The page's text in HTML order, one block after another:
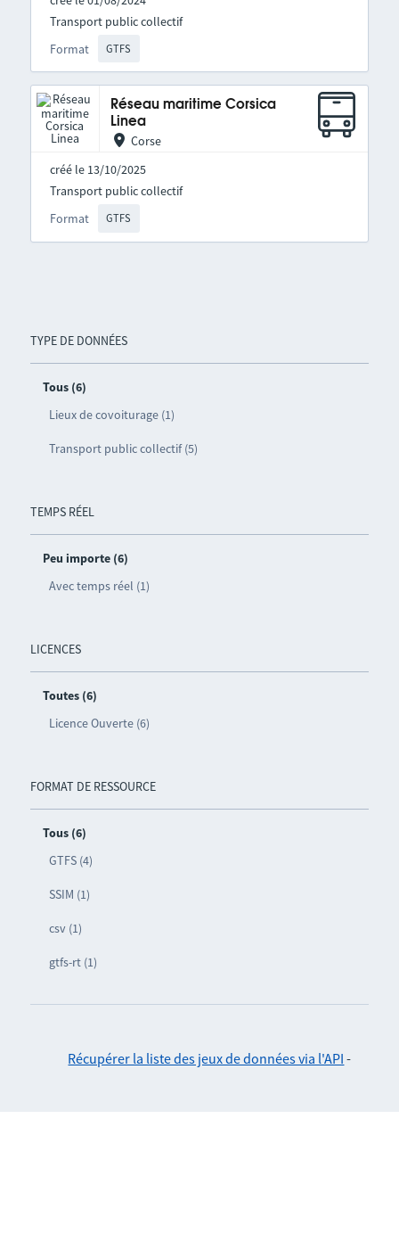
TYPE DE DONNÉES
Tous (6)
Lieux de covoiturage (1)
Transport public collectif (5)
TEMPS RÉEL
Peu importe (6)
Avec temps réel (1)
LICENCES
Toutes (6)
Licence Ouverte (6)
FORMAT DE RESSOURCE
Tous (6)
GTFS (4)
SSIM (1)
csv (1)
gtfs-rt (1)
Format GTFS
Transport public collectif
Réseau maritime Corsica
Linea
Corse
créé le 13/10/2025
Format GTFS
Transport public collectif
Récupérer la liste des jeux de données via l'API -